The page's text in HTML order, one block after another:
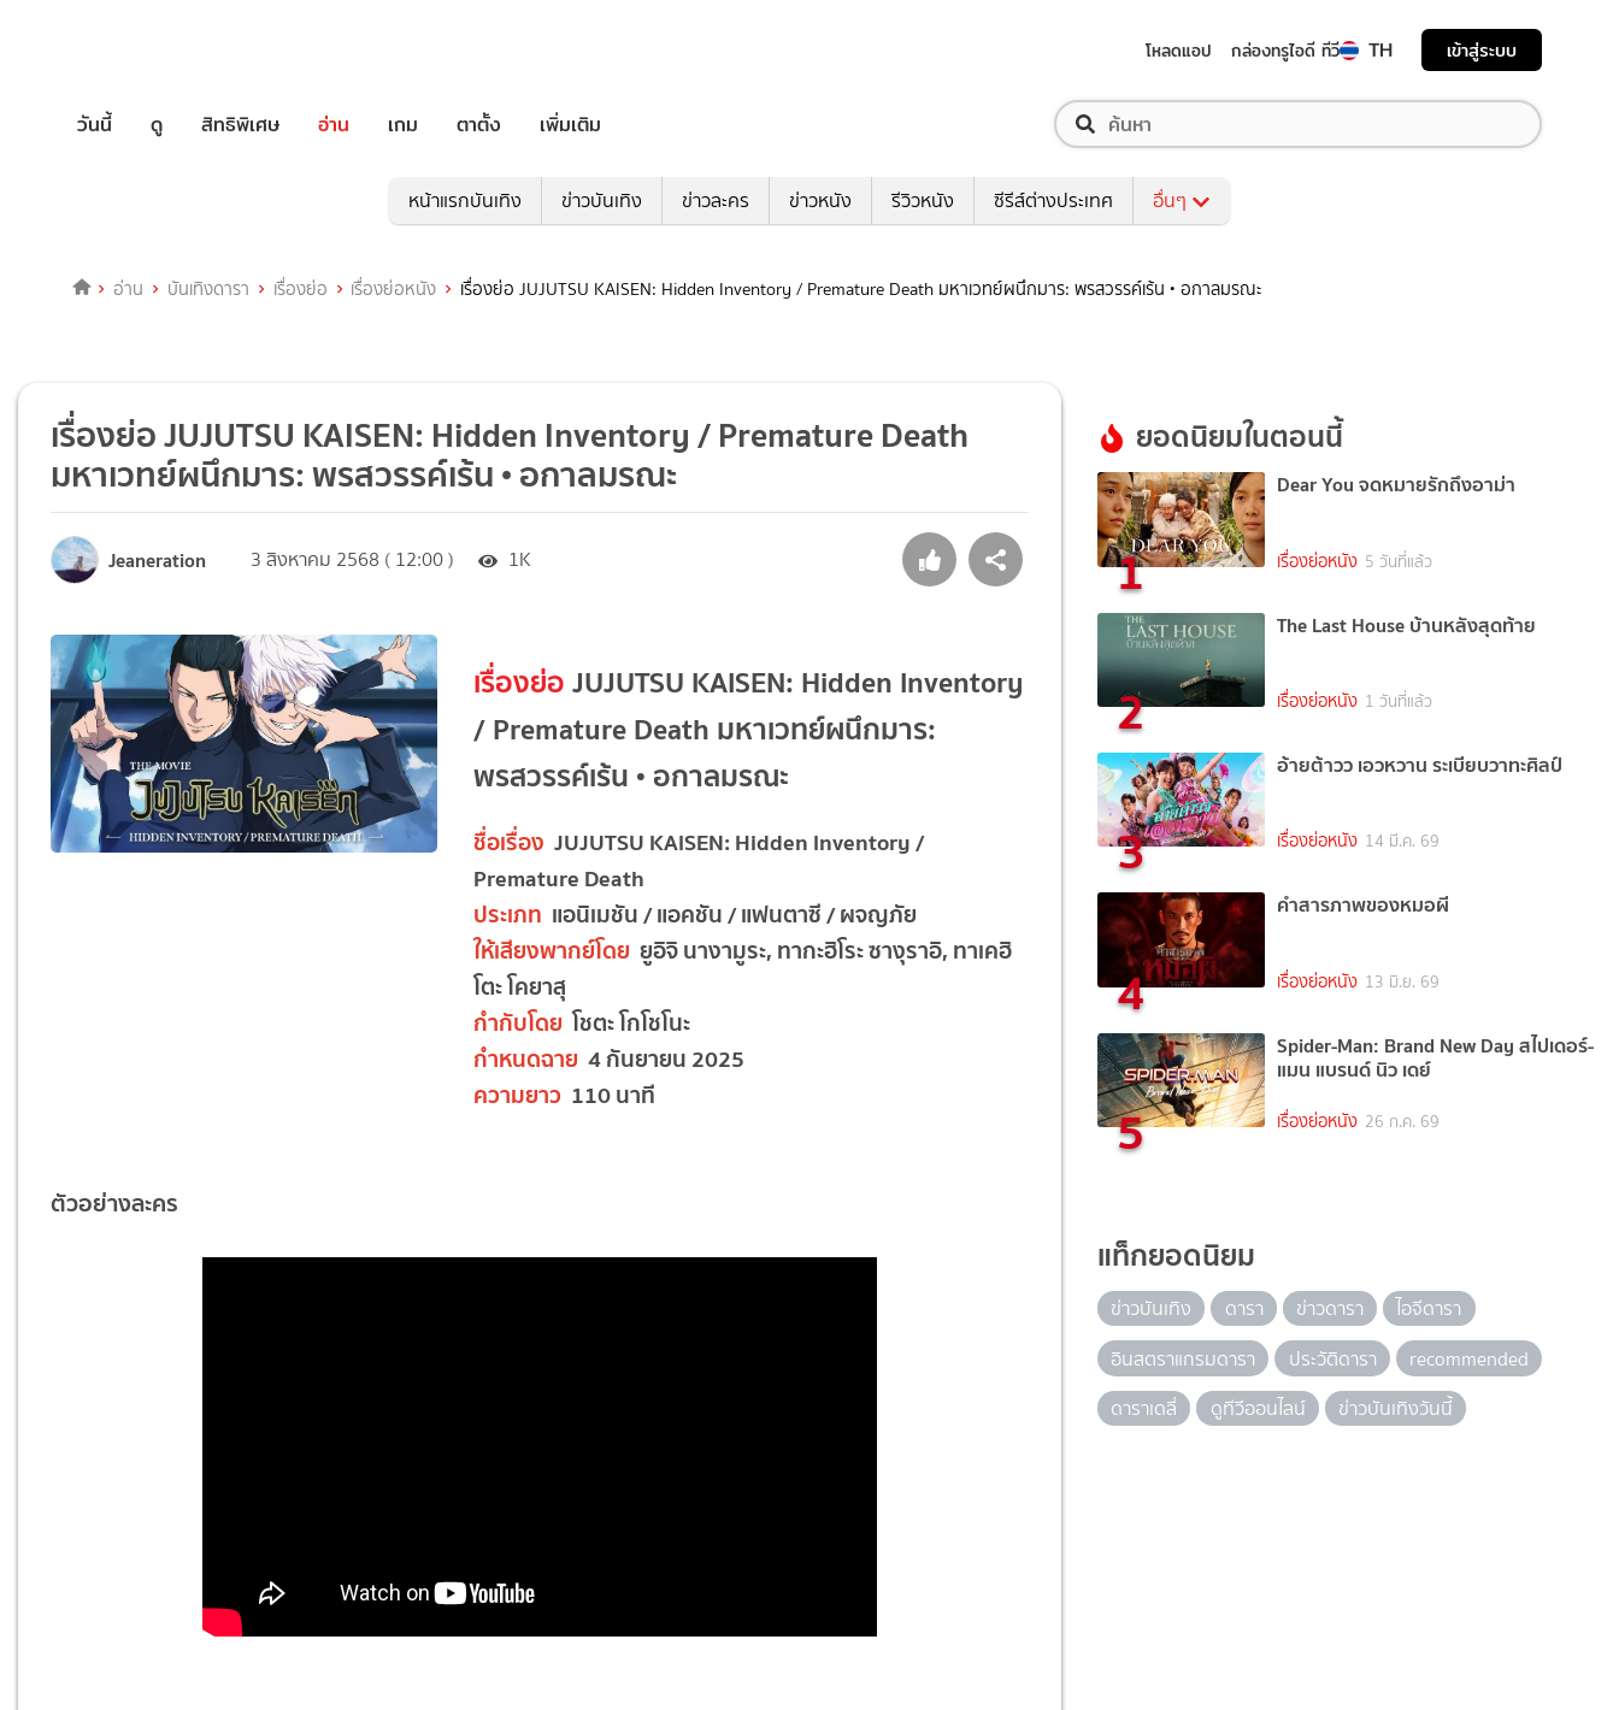
โหลดแอป กล่องทรูไอดี ทีวี TH เข้าสู่ระบบ
วันนี้ ดู สิทธิพิเศษ อ่าน เกม ตาตั้ง เพิ่มเติม
หน้าแรกบันเทิง ข่าวบันเทิง ข่าวละคร ข่าวหนัง รีวิวหนัง ซีรีส์ต่างประเทศ อื่นๆ
อ่าน บันเทิงดารา เรื่องย่อ เรื่องย่อหนัง เรื่องย่อ JUJUTSU KAISEN: Hidden Inventory / Premature Death มหาเวทย์ผนึกมาร: พรสวรรค์เร้น • อกาลมรณะ
เรื่องย่อ JUJUTSU KAISEN: Hidden Inventory / Premature Death
มหาเวทย์ผนึกมาร: พรสวรรค์เร้น • อกาลมรณะ
Jeaneration 3 สิงหาคม 2568 ( 12:00 ) 1K
เรื่องย่อJUJUTSU KAISEN: Hidden Inventory
/ Premature Death มหาเวทย์ผนึกมาร:
พรสวรรค์เร้น • อกาลมรณะ
ชื่อเรื่อง JUJUTSU KAISEN: Hidden Inventory /
Premature Death
ประเภท แอนิเมชัน / แอคชัน / แฟนตาซี / ผจญภัย
ให้เสียงพากย์โดย ยูอิจิ นางามูระ, ทากะฮิโระ ซางุราอิ, ทาเคฮิ
โตะ โคยาสุ
กำกับโดย โชตะ โกโชโนะ
กำหนดฉาย 4 กันยายน 2025
ความยาว110 นาที
ตัวอย่างละคร
ยอดนิยมในตอนนี้
1
Dear You จดหมายรักถึงอาม่า
เรื่องย่อหนัง 5 วันที่แล้ว
2
The Last House บ้านหลังสุดท้าย
เรื่องย่อหนัง 1 วันที่แล้ว
3
อ้ายต้าวว เอวหวาน ระเบียบวาทะศิลป์
เรื่องย่อหนัง 14 มี.ค. 69
4
คำสารภาพของหมอผี
เรื่องย่อหนัง 13 มิ.ย. 69
5
Spider-Man: Brand New Day สไปเดอร์-
แมน แบรนด์ นิว เดย์
เรื่องย่อหนัง 26 ก.ค. 69
แท็กยอดนิยม
ข่าวบันเทิง ดารา ข่าวดารา
ไอจีดารา
อินสตราแกรมดารา
ประวัติดารา
recommended
ดาราเดลี่
ดูทีวีออนไลน์ ข่าวบันเทิงวันนี้